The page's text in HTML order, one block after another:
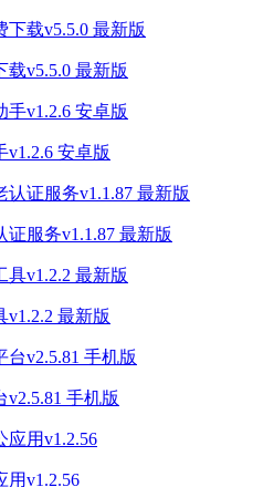
v5.5.0 最新版
v1.2.6 安卓版
服务v1.1.87 最新版
最新版
手机版
用v1.2.56